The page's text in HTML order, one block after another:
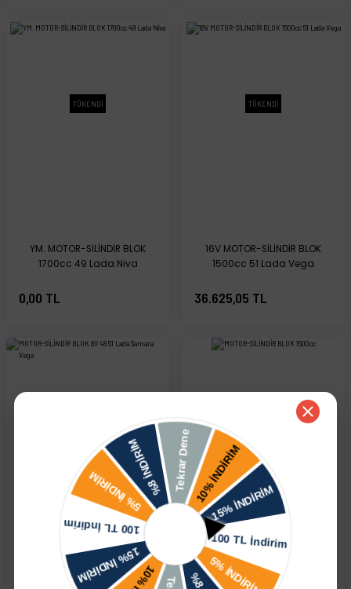
TÜKENDİ
YM. MOTOR-SİLİNDİR BLOK
1700cc 49 Lada Niva
0,00 TL
TÜKENDİ
16V MOTOR-SİLİNDİR BLOK
1500cc 51 Lada Vega
36.625,05 TL
MOTOR-SİLİNDİR BLOK 8V 48
51 Lada Samara Vega
MOTOR-SİLİNDİR BLOK 1500cc